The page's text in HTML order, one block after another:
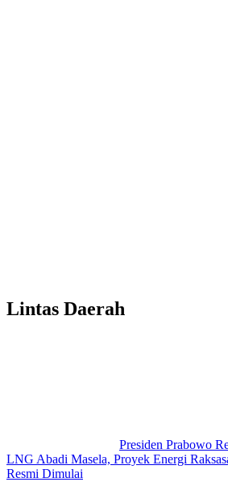
Lintas Daerah
Presiden Prabowo
LNG Abadi Masela, Proyek Energi
Resmi Dimulai